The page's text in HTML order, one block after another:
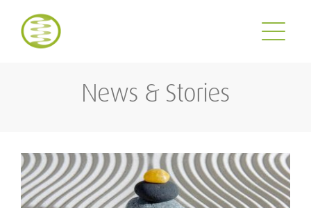
Inhalt
News & Stories